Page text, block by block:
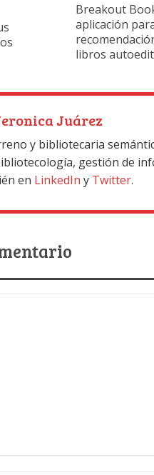
Breakout
aplicación
libros
Juárez
y bibliotecaria
gestión de
en LinkedIn y Twitter.